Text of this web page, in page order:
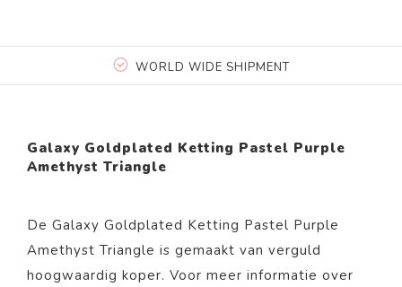
WORLD WIDE SHIPMENT
Galaxy Goldplated Ketting Pastel Purple
Amethyst Triangle
De Galaxy Goldplated Ketting Pastel Purple
Amethyst Triangle is gemaakt van verguld
hoogwaardig koper. Voor meer informatie over